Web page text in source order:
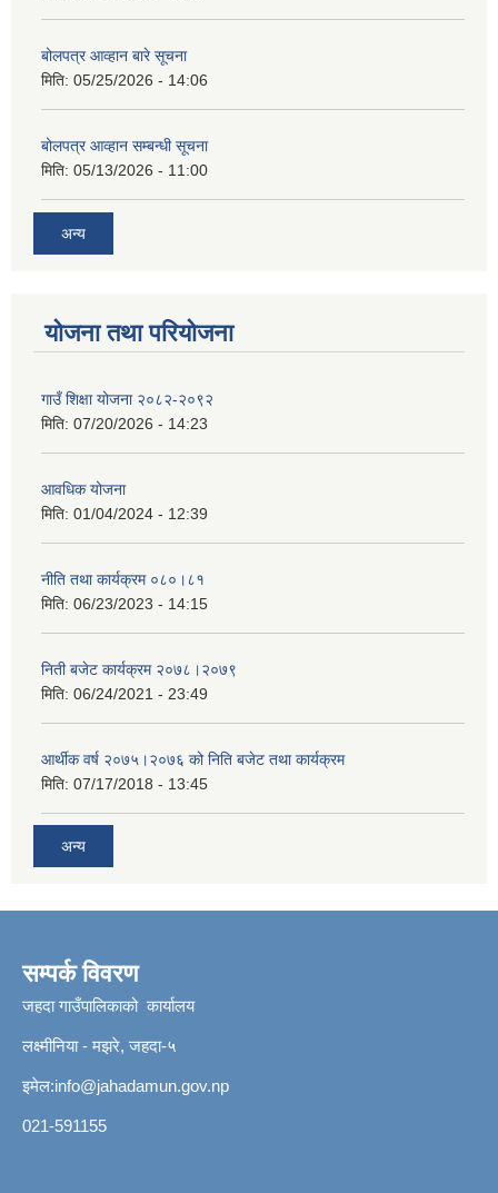
बोलपत्र आव्हान बारे सूचना
मिति: 05/25/2026 - 14:06
बोलपत्र आव्हान सम्बन्धी सूचना
मिति: 05/13/2026 - 11:00
अन्य
योजना तथा परियोजना
गाउँ शिक्षा योजना २०८२-२०९२
मिति: 07/20/2026 - 14:23
आवधिक योजना
मिति: 01/04/2024 - 12:39
नीति तथा कार्यक्रम ०८०।८१
मिति: 06/23/2023 - 14:15
निती बजेट कार्यक्रम २०७८।२०७९
मिति: 06/24/2021 - 23:49
आर्थीक वर्ष २०७५।२०७६ को निति बजेट तथा कार्यक्रम
मिति: 07/17/2018 - 13:45
अन्य
सम्पर्क विवरण
जहदा गाउँपालिकाको कार्यालय
लक्ष्मीनिया - मझरे, जहदा-५
इमेल:info@jahadamun.gov.np
021-591155